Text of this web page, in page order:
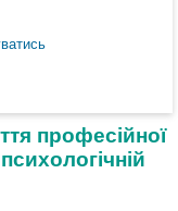
професійної